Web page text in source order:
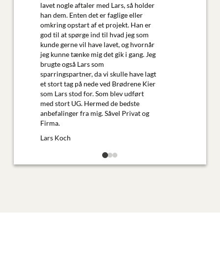
lavet nogle aftaler med Lars, så holder
han dem. Enten det er faglige eller
omkring opstart af et projekt. Han er
god til at spørge ind til hvad jeg som
kunde gerne vil have lavet, og hvornår
jeg kunne tænke mig det gik i gang. Jeg
brugte også Lars som
sparringspartner, da vi skulle have lagt
et stort tag på nede ved Brødrene Kier
som Lars stod for. Som blev udført
med stort UG. Hermed de bedste
anbefalinger fra mig. Såvel Privat og
Firma.
Lars Koch